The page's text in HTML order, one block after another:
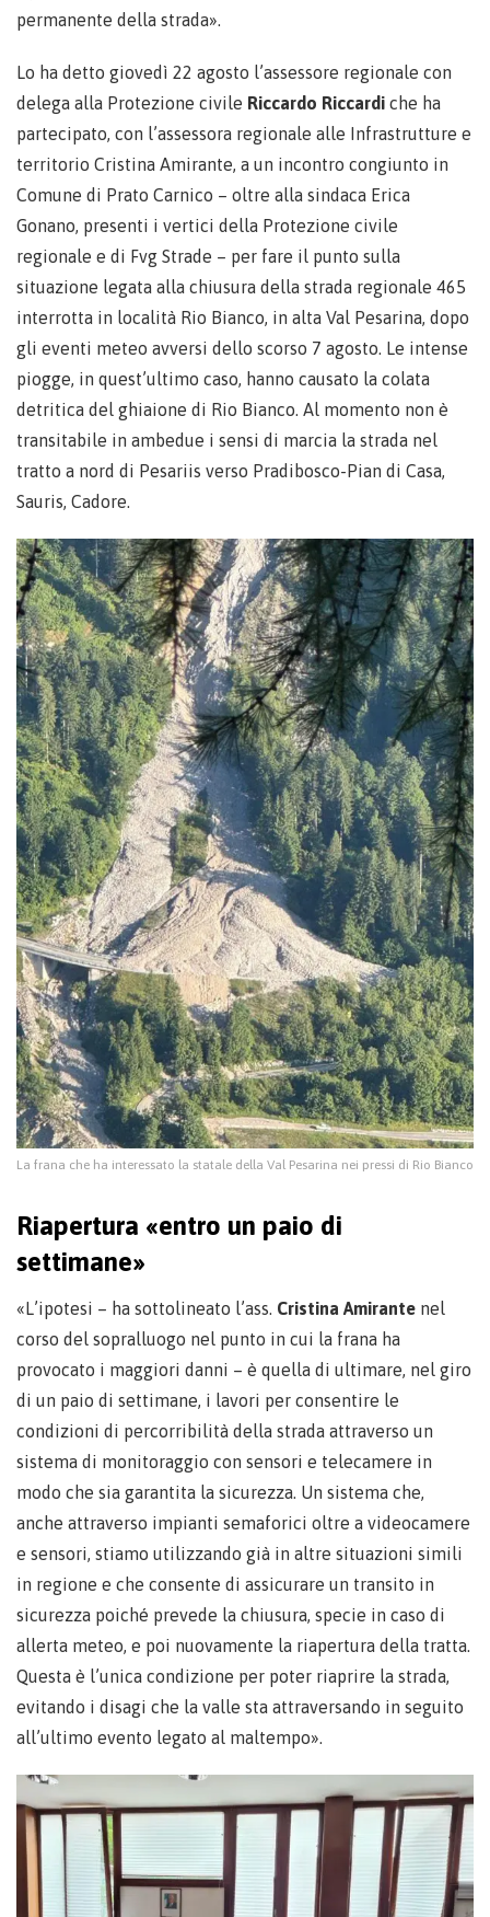
permanente della strada».
Lo ha detto giovedì 22 agosto l’assessore regionale con
delega alla Protezione civile Riccardo Riccardi che ha
partecipato, con l’assessora regionale alle Infrastrutture e
territorio Cristina Amirante, a un incontro congiunto in
Comune di Prato Carnico – oltre alla sindaca Erica
Gonano, presenti i vertici della Protezione civile
regionale e di Fvg Strade – per fare il punto sulla
situazione legata alla chiusura della strada regionale 465
interrotta in località Rio Bianco, in alta Val Pesarina, dopo
gli eventi meteo avversi dello scorso 7 agosto. Le intense
piogge, in quest’ultimo caso, hanno causato la colata
detritica del ghiaione di Rio Bianco. Al momento non è
transitabile in ambedue i sensi di marcia la strada nel
tratto a nord di Pesariis verso Pradibosco-Pian di Casa,
Sauris, Cadore.
La frana che ha interessato la statale della Val Pesarina nei pressi di Rio Bianco
Riapertura «entro un paio di
settimane»
«L’ipotesi – ha sottolineato l’ass. Cristina Amirante nel
corso del sopralluogo nel punto in cui la frana ha
provocato i maggiori danni – è quella di ultimare, nel giro
di un paio di settimane, i lavori per consentire le
condizioni di percorribilità della strada attraverso un
sistema di monitoraggio con sensori e telecamere in
modo che sia garantita la sicurezza. Un sistema che,
anche attraverso impianti semaforici oltre a videocamere
e sensori, stiamo utilizzando già in altre situazioni simili
in regione e che consente di assicurare un transito in
sicurezza poiché prevede la chiusura, specie in caso di
allerta meteo, e poi nuovamente la riapertura della tratta.
Questa è l’unica condizione per poter riaprire la strada,
evitando i disagi che la valle sta attraversando in seguito
all’ultimo evento legato al maltempo».